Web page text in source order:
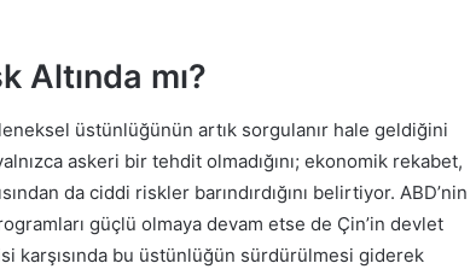
Altında mı?
üstünlüğünün artık sorgulanır hale geldiğini
askeri bir tehdit olmadığını; ekonomik rekabet,
da ciddi riskler barındırdığını belirtiyor. ABD’nin
güçlü olmaya devam etse de Çin’in devlet
karşısında bu üstünlüğün sürdürülmesi giderek